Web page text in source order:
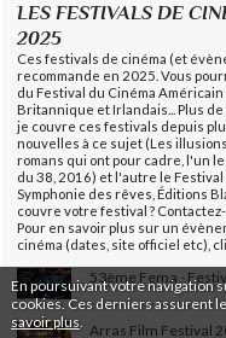
En poursuivant votre navigation
cookies. Ces derniers assurent
savoir plus
LES FESTIVALS DE
2025
Ces festivals de cinéma (et
recommande en 2025. Vous
du Festival du Cinéma
Britannique et Irlandais... Plus
je couvre ces festivals depuis
nouvelles à ce sujet (Les
romans qui ont pour cadre, l'un
du 38, 2016) et l'autre le Festival
Symphonie des rêves, Éditions
couvre votre festival ?
Pour en savoir plus sur un
cinéma (dates, site officiel etc),
53ème Fema -
Arras Film Festival